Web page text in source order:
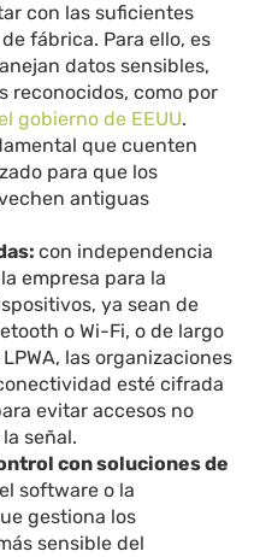
con las suficientes
fábrica. Para ello, es
datos sensibles,
reconocidos, como por
gobierno de EEUU.
que cuenten
para que los
antiguas
con independencia
empresa para la
ya sean de
o Wi-Fi, o de largo
las organizaciones
esté cifrada
evitar accesos no
señal.
con soluciones de
el software o la
gestiona los
sensible del